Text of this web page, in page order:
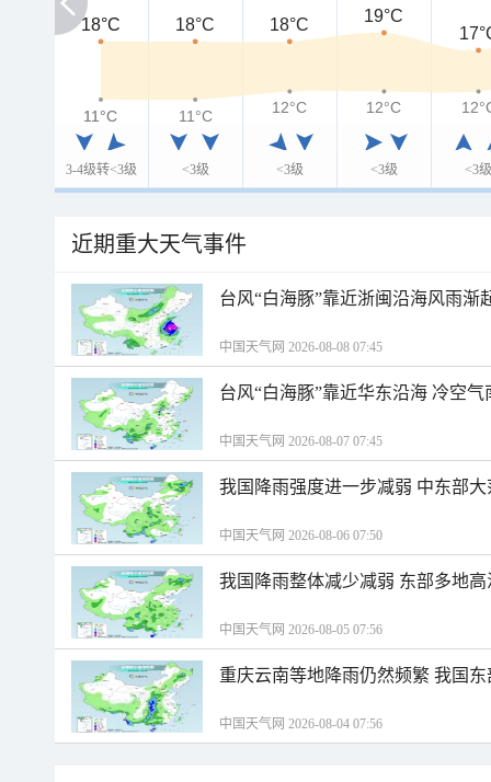
3-4级转<3级 <3级 <3级 <3级 <3级
18°C
18°C 18°C 18°C
19°C
11°C
11°C 11°C 12°C 12°C
近期重大天气事件
台风“白海豚”靠近浙闽沿海风雨渐
中国天气网 2026-08-08 07:45
台风“白海豚”靠近华东沿海 冷空
中国天气网 2026-08-07 07:45
我国降雨强度进一步减弱 中东部
中国天气网 2026-08-06 07:50
我国降雨整体减少减弱 东部多地
中国天气网 2026-08-05 07:56
重庆云南等地降雨仍然频繁 我国
中国天气网 2026-08-04 07:56